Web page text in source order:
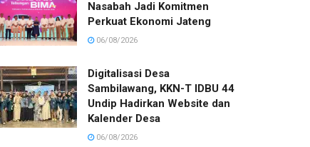
Nasabah Jadi Komitmen
Perkuat Ekonomi Jateng
06/08/2026
Digitalisasi Desa
Sambilawang, KKN-T IDBU 44
Undip Hadirkan Website dan
Kalender Desa
06/08/2026